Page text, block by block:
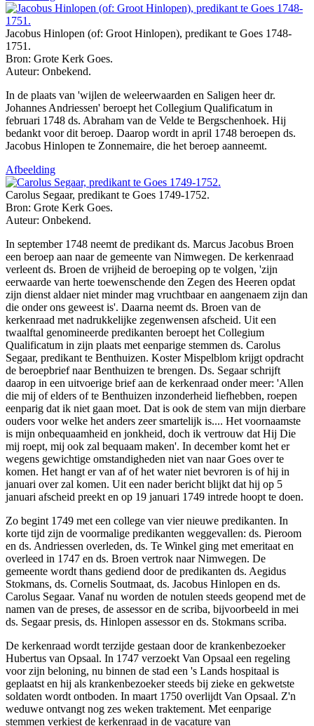
Jacobus Hinlopen (of: Groot Hinlopen), predikant te Goes 1748-
1751.
Bron: Grote Kerk Goes.
Auteur: Onbekend.
In de plaats van 'wijlen de weleerwaarden en Saligen heer dr.
Johannes Andriessen' beroept het Collegium Qualificatum in
februari 1748 ds. Abraham van de Velde te Bergschenhoek. Hij
bedankt voor dit beroep. Daarop wordt in april 1748 beroepen ds.
Jacobus Hinlopen te Zonnemaire, die het beroep aanneemt.
Afbeelding
Carolus Segaar, predikant te Goes 1749-1752.
Bron: Grote Kerk Goes.
Auteur: Onbekend.
In september 1748 neemt de predikant ds. Marcus Jacobus Broen
een beroep aan naar de gemeente van Nimwegen. De kerkenraad
verleent ds. Broen de vrijheid de beroeping op te volgen, 'zijn
eerwaarde van herte toewenschende den Zegen des Heeren opdat
zijn dienst aldaer niet minder mag vruchtbaar en aangenaem zijn dan
die onder ons geweest is'. Daarna neemt ds. Broen van de
kerkenraad met nadrukkelijke zegenwensen afscheid. Uit een
twaalftal genomineerde predikanten beroept het Collegium
Qualificatum in zijn plaats met eenparige stemmen ds. Carolus
Segaar, predikant te Benthuizen. Koster Mispelblom krijgt opdracht
de beroepbrief naar Benthuizen te brengen. Ds. Segaar schrijft
daarop in een uitvoerige brief aan de kerkenraad onder meer: 'Allen
die mij of elders of te Benthuizen inzonderheid liefhebben, roepen
eenparig dat ik niet gaan moet. Dat is ook de stem van mijn dierbare
ouders voor welke het anders zeer smartelijk is.... Het voornaamste
is mijn onbequaamheid en jonkheid, doch ik vertrouw dat Hij Die
mij roept, mij ook zal bequaam maken'. In december komt het er
wegens gewichtige omstandigheden niet van naar Goes over te
komen. Het hangt er van af of het water niet bevroren is of hij in
januari over zal komen. Uit een nader bericht blijkt dat hij op 5
januari afscheid preekt en op 19 januari 1749 intrede hoopt te doen.
Zo begint 1749 met een college van vier nieuwe predikanten. In
korte tijd zijn de voormalige predikanten weggevallen: ds. Pieroom
en ds. Andriessen overleden, ds. Te Winkel ging met emeritaat en
overleed in 1747 en ds. Broen vertrok naar Nimwegen. De
gemeente wordt thans gediend door de predikanten ds. Aegidus
Stokmans, ds. Cornelis Soutmaat, ds. Jacobus Hinlopen en ds.
Carolus Segaar. Vanaf nu worden de notulen steeds geopend met de
namen van de preses, de assessor en de scriba, bijvoorbeeld in mei
ds. Segaar presis, ds. Hinlopen assessor en ds. Stokmans scriba.
De kerkenraad wordt terzijde gestaan door de krankenbezoeker
Hubertus van Opsaal. In 1747 verzoekt Van Opsaal een regeling
voor zijn beloning, nu binnen de stad een 's Lands hospitaal is
geplaatst en hij als krankenbezoeker steeds bij zieke en gekwetste
soldaten wordt ontboden. In maart 1750 overlijdt Van Opsaal. Z'n
weduwe ontvangt nog zes weken traktement. Met eenparige
stemmen verkiest de kerkenraad in de vacature van